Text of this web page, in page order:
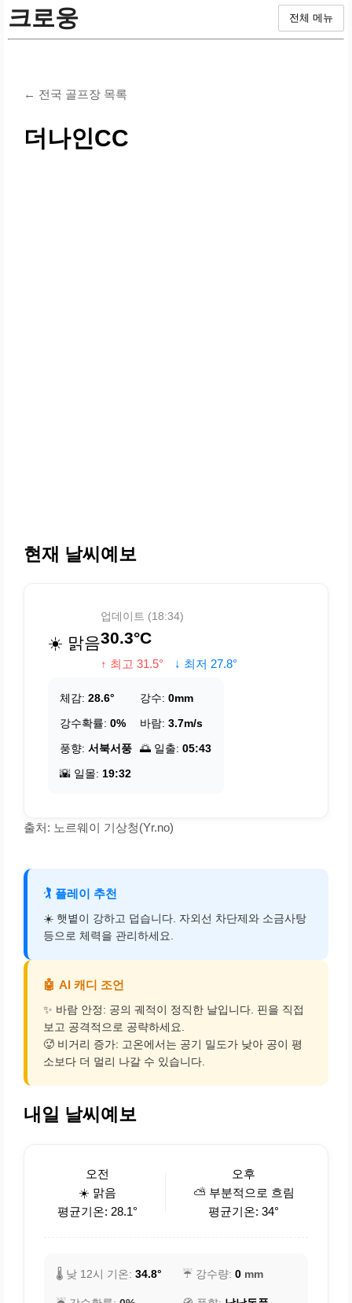
크로웅 전체 메뉴
← 전국 골프장 목록
더나인CC
현재 날씨예보
☀️ 맑음
업데이트 (18:34)
30.3°C
↑ 최고 31.5° ↓ 최저 27.8°
체감: 28.6° 강수: 0mm
강수확률: 0% 바람: 3.7m/s
풍향: 서북서풍 🌅 일출: 05:43
🌇 일몰: 19:32
출처: 노르웨이 기상청(Yr.no)
🏌️ 플레이 추천
☀️ 햇볕이 강하고 덥습니다. 자외선 차단제와 소금사탕
등으로 체력을 관리하세요.
🤖 AI 캐디 조언
✨ 바람 안정: 공의 궤적이 정직한 날입니다. 핀을 직접
보고 공격적으로 공략하세요.
🥵 비거리 증가: 고온에서는 공기 밀도가 낮아 공이 평
소보다 더 멀리 나갈 수 있습니다.
내일 날씨예보
오전
☀️ 맑음
평균기온: 28.1°
오후
⛅ 부분적으로 흐림
평균기온: 34°
🌡️ 낮 12시 기온: 34.8° ☔ 강수량: 0 mm